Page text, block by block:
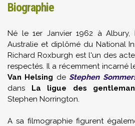
Biographie
Né le 1er Janvier 1962 à Albury,
Australie et diplômé du National
Richard Roxburgh est l'un des
respectés. Il a récemment incarné
Van Helsing deStephen
dans La ligue des
Stephen Norrington.
A sa filmographie figurent